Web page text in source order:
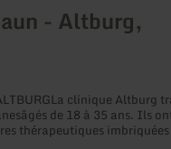
- Altburg,
clinique Altburg
de 18 à 35 ans. Ils
thérapeutiques imbriquées